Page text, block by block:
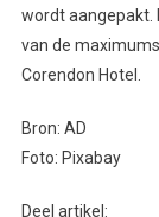
wordt aangepakt.
van de
Corendon Hotel.
Bron: AD
Foto: Pixabay
Deel artikel: